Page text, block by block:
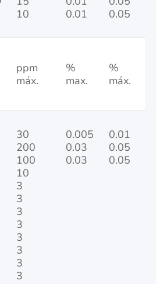
10
0.01
0.05
ppm
máx.
%
max.
%
máx.
30
200
100
10
3
3
3
3
3
3
3
3
0.005
0.03
0.03
0.01
0.05
0.05